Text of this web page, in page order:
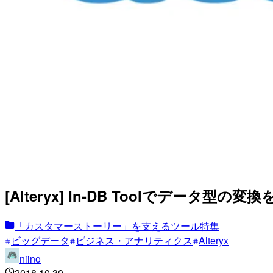
[Alteryx] In-DB Toolでデータ型の変換
「カスタマーストーリー」を支えるツール特集
ビッグデータ
ビジネス・アナリティクス Alteryx
niino